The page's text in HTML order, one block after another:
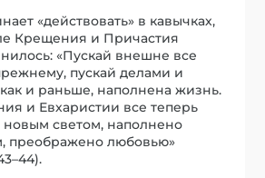
«действовать» в кавычках,
Крещения и Причастия
«Пускай внешне все
пускай делами и
и раньше, наполнена жизнь.
и Евхаристии все теперь
светом, наполнено
преображено любовью»